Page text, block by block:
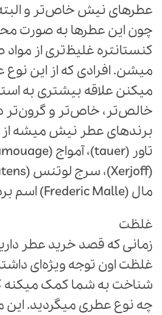
عطرهای نیش خاص‌تر و
چون این عطرها به صورت
کنستانتره غلیظ‌تری از مواد
میشن. افرادی که از این نوع
میکنن علاقه بیشتری به
خالص‌تر، خاص‌تر و گرون‌تر
مال (Frederic Malle) اسم برد.
غلظت
زمانی که قصد خرید عطر
غلظت اون توجه ویژه‌ای
شناخت به شما کمک میکنه
چه نوع عطری میگردید.